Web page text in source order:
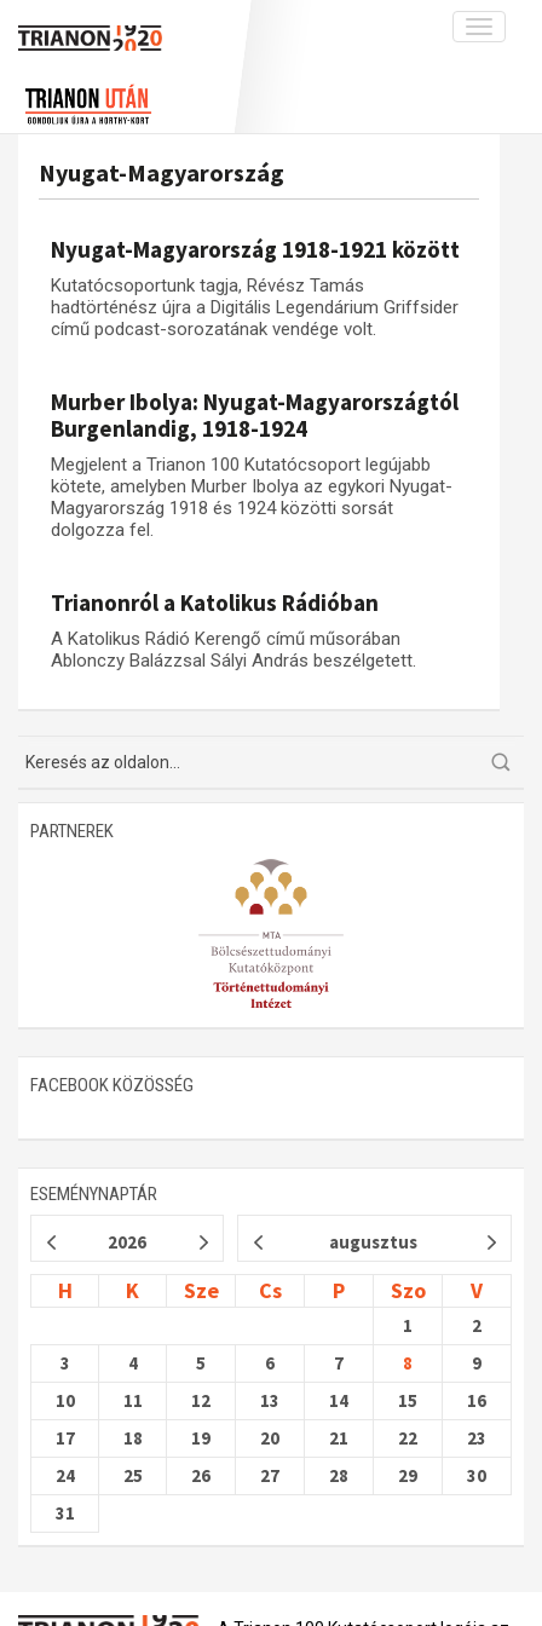
Toggle
interpretációk
A békerendszer megszilárdulása
Utókor és emlékezet
Munkatársaink
Adatbázis
Emlékművek (feltöltés alatt)
Kapcsolat
Trianon-kommentár
Dokumentumok
Nyugat-Magyarország
Nyugat-Magyarország 1918-1921 között
Kutatócsoportunk tagja, Révész Tamás
hadtörténész újra a Digitális Legendárium Griffsider
című podcast-sorozatának vendége volt.
Murber Ibolya: Nyugat-Magyarországtól
Burgenlandig, 1918-1924
Megjelent a Trianon 100 Kutatócsoport legújabb
kötete, amelyben Murber Ibolya az egykori Nyugat-
Magyarország 1918 és 1924 közötti sorsát
dolgozza fel.
Trianonról a Katolikus Rádióban
A Katolikus Rádió Kerengő című műsorában
Ablonczy Balázzsal Sályi András beszélgetett.
PARTNEREK
FACEBOOK KÖZÖSSÉG
ESEMÉNYNAPTÁR
2026 augusztus
H K Sze Cs P Szo V
1
2
3
4 5 6 7 8
9
10
11 12 13 14 15
16
17
18 19 20 21 22
23
24
25 26 27 28 29
30
31